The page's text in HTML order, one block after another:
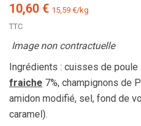
10,60 € 15,59 €/kg
TTC
Image non contractuelle
Ingrédients : cuisses de poule
fraiche 7%, champignons de
amidon modifié, sel, fond de
caramel).